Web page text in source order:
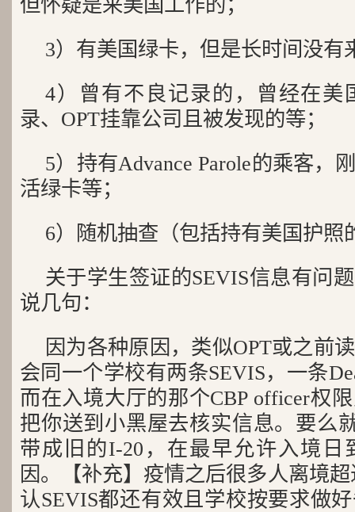
但怀疑是来美国工作的；
3）有美国绿卡，但是长时间没有
4）曾有不良记录的，曾经在美
录、OPT挂靠公司且被发现的等；
5）持有Advance Parole的乘客，
活绿卡等；
6）随机抽查（包括持有美国护照
关于学生签证的SEVIS信息有问
说几句：
因为各种原因，类似OPT或之前
会同一个学校有两条SEVIS，一条
而在入境大厅的那个CBP officer权
把你送到小黑屋去核实信息。要么
带成旧的I-20，在最早允许入境日
因。【补充】疫情之后很多人离境
认SEVIS都还有效且学校按要求做